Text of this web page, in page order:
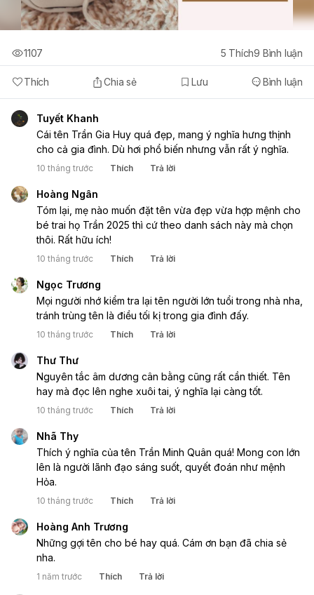
Thích Chia sẻ Lưu Bình luận
1107 5 Thích9 Bình luận
Tuyết Khanh
Cái tên Trần Gia Huy quá đẹp, mang ý nghĩa hưng thịnh
cho cả gia đình. Dù hơi phổ biến nhưng vẫn rất ý nghĩa.
10 tháng trước Thích Trả lời
Hoàng Ngân
Tóm lại, mẹ nào muốn đặt tên vừa đẹp vừa hợp mệnh cho
bé trai họ Trần 2025 thì cứ theo danh sách này mà chọn
thôi. Rất hữu ích!
10 tháng trước Thích Trả lời
Ngọc Trương
Mọi người nhớ kiểm tra lại tên người lớn tuổi trong nhà nha,
tránh trùng tên là điều tối kị trong gia đình đấy.
10 tháng trước Thích Trả lời
Thư Thư
Nguyên tắc âm dương cân bằng cũng rất cần thiết. Tên
hay mà đọc lên nghe xuôi tai, ý nghĩa lại càng tốt.
10 tháng trước Thích Trả lời
Nhã Thy
Thích ý nghĩa của tên Trần Minh Quân quá! Mong con lớn
lên là người lãnh đạo sáng suốt, quyết đoán như mệnh
Hỏa.
10 tháng trước Thích Trả lời
Hoàng Anh Trương
Những gợi tên cho bé hay quá. Cám ơn bạn đã chia sẻ
nha.
1 năm trước Thích Trả lời